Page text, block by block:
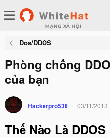
Dos/DDOS
Phòng chống
của bạn
Hackerpro536 03/11/2013
Thế Nào Là DDOS